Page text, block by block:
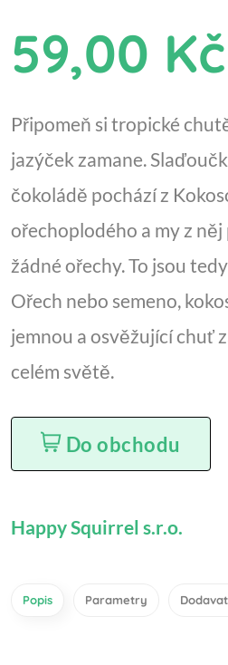
59,00 Kč
Připomeň si tropické
jazýček zamane.
čokoládě pochází z
ořechoplodého a my z něj
žádné ořechy. To jsou
Ořech nebo semeno,
jemnou a osvěžující chuť
celém světě.
Do obchodu
Happy Squirrel s.r.o.
Popis Parametry